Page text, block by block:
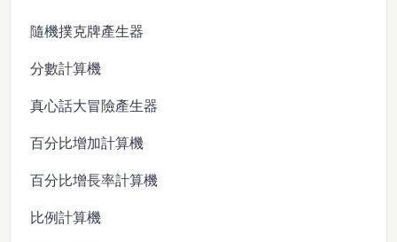
隨機撲克牌產生器
分數計算機
真心話大冒險產生器
百分比增加計算機
百分比增長率計算機
比例計算機